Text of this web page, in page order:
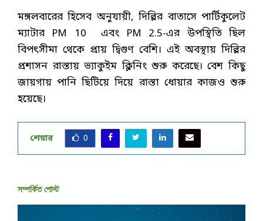
মঙ্গলবারের হিসেব অনুযায়ী, দিল্লির বাতাসে পার্টিকুলেট
ম্যাটার PM 10 এবং PM 2.5-এর উপস্থিতি ছিল
বিপৎসীমা থেকে প্রায় দ্বিগুণ বেশি। এই অবস্থায় দিল্লির
প্রশাসন রাস্তায় ভ্যাকুইম ক্লিনিং শুরু করেছে। বেশ কিছু
জায়গায় পানি ছিটিয়ে দিয়ে রাস্তা ধোয়ার কাজও শুরু
হয়েছে।
শেয়ার 0
সম্পর্কিত পোস্ট